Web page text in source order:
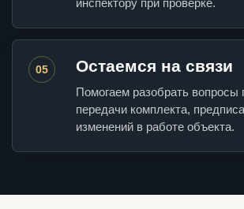
инспектору при проверке.
05 Остаемся на связи
Помогаем разобрать вопросы
передачи комплекта,
изменений в работе объекта.